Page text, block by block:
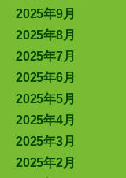
2025年9月
2025年8月
2025年7月
2025年6月
2025年5月
2025年4月
2025年3月
2025年2月